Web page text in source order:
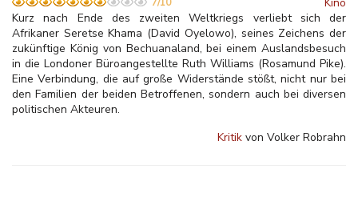
Kurz nach Ende des zweiten Weltkriegs verliebt sich der
Afrikaner Seretse Khama (David Oyelowo), seines Zeichens der
zukünftige König von Bechuanaland, bei einem Auslandsbesuch
in die Londoner Büroangestellte Ruth Williams (Rosamund Pike).
Eine Verbindung, die auf große Widerstände stößt, nicht nur bei
den Familien der beiden Betroffenen, sondern auch bei diversen
politischen Akteuren.
Kritik von Volker Robrahn